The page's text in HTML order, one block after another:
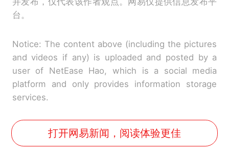
台。
Notice: The content above (including the pictures
and videos if any) is uploaded and posted by a
user of NetEase Hao, which is a social media
platform and only provides information storage
services.
打开网易新闻，阅读体验更佳